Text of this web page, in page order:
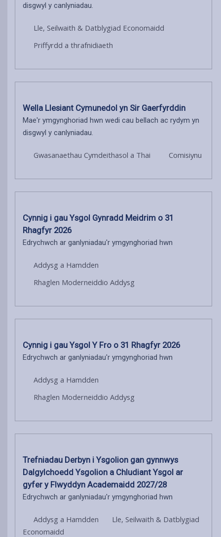
disgwyl y canlyniadau.
Lle, Seilwaith & Datblygiad Economaidd
Priffyrdd a thrafnidiaeth
Wella Llesiant Cymunedol yn Sir Gaerfyrddin
Mae'r ymgynghoriad hwn wedi cau bellach ac rydym yn
disgwyl y canlyniadau.
Gwasanaethau Cymdeithasol a Thai Comisiynu
Cynnig i gau Ysgol Gynradd Meidrim o 31
Rhagfyr 2026
Edrychwch ar ganlyniadau'r ymgynghoriad hwn
Addysg a Hamdden
Rhaglen Moderneiddio Addysg
Cynnig i gau Ysgol Y Fro o 31 Rhagfyr 2026
Edrychwch ar ganlyniadau'r ymgynghoriad hwn
Addysg a Hamdden
Rhaglen Moderneiddio Addysg
Trefniadau Derbyn i Ysgolion gan gynnwys
Dalgylchoedd Ysgolion a Chludiant Ysgol ar
gyfer y Flwyddyn Academaidd 2027/28
Edrychwch ar ganlyniadau'r ymgynghoriad hwn
Addysg a Hamdden
Lle, Seilwaith & Datblygiad
Economaidd